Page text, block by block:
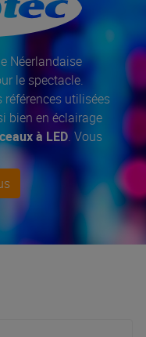
Néerlandaise
le spectacle.
utilisées
bien en éclairage
à LED. Vous
!